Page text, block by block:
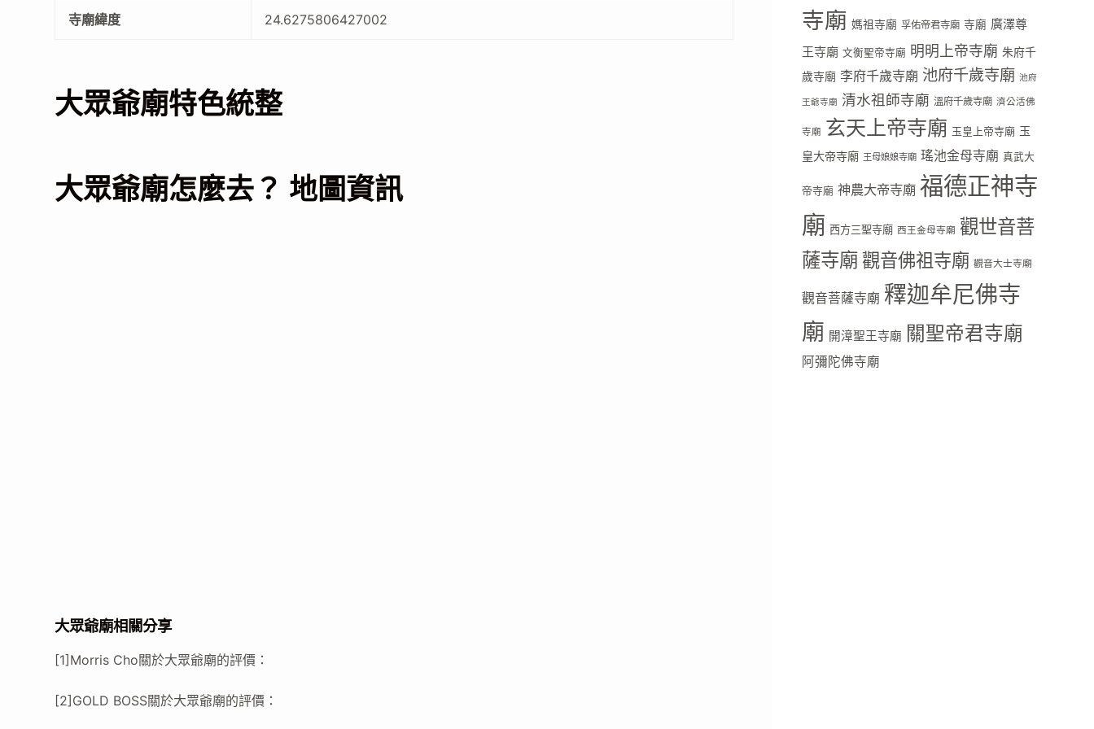
寺廟緯度 24.6275806427002
大眾爺廟特色統整
大眾爺廟怎麼去？ 地圖資訊
大眾爺廟相關分享
[1]Morris Cho關於大眾爺廟的評價：
[2]GOLD BOSS關於大眾爺廟的評價：
寺廟 媽祖寺廟 孚佑帝君寺廟 寺廟 廣澤尊
王寺廟 文衡聖帝寺廟 明明上帝寺廟 朱府千
歲寺廟 李府千歲寺廟 池府千歲寺廟 池府
王爺寺廟 清水祖師寺廟 溫府千歲寺廟 濟公活佛
寺廟 玄天上帝寺廟 玉皇上帝寺廟 玉
皇大帝寺廟 王母娘娘寺廟 瑤池金母寺廟 真武大
帝寺廟 神農大帝寺廟 福德正神寺
廟 西方三聖寺廟 西王金母寺廟 觀世音菩
薩寺廟觀音佛祖寺廟 觀音大士寺廟
觀音菩薩寺廟 釋迦牟尼佛寺
廟 開漳聖王寺廟 關聖帝君寺廟
阿彌陀佛寺廟